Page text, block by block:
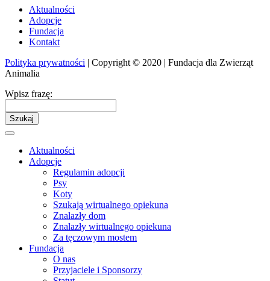
Aktualności
Adopcje
Fundacja
Kontakt
Polityka prywatności | Copyright © 2020 | Fundacja dla Zwierząt
Animalia
Wpisz frazę:
Szukaj
Aktualności
Adopcje
Regulamin adopcji
Psy
Koty
Szukają wirtualnego opiekuna
Znalazły dom
Znalazły wirtualnego opiekuna
Za tęczowym mostem
Fundacja
O nas
Przyjaciele i Sponsorzy